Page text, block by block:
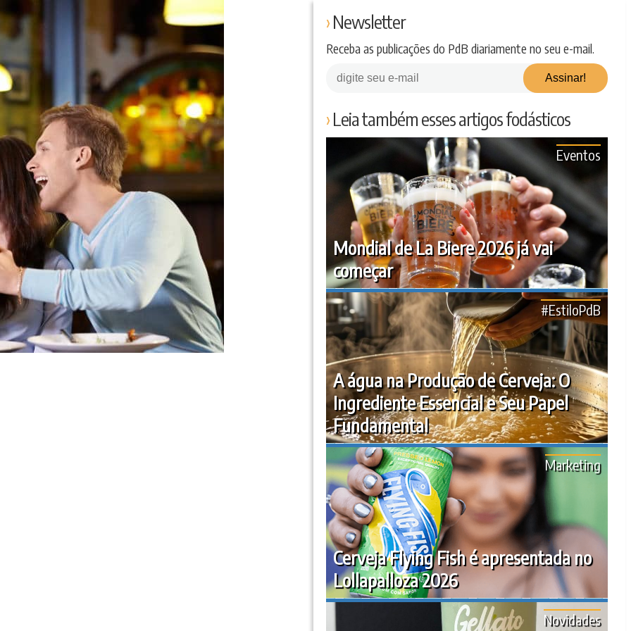
Newsletter
Receba as publicações do PdB diariamente no seu e-mail.
Leia também esses artigos fodásticos
Mondial de La Biere 2026 já vai
começar
Eventos
A água na Produção de Cerveja: O
Ingrediente Essencial e Seu Papel
Fundamental
#EstiloPdB
Cerveja Flying Fish é apresentada no
Lollapalloza 2026
Marketing
Novidades